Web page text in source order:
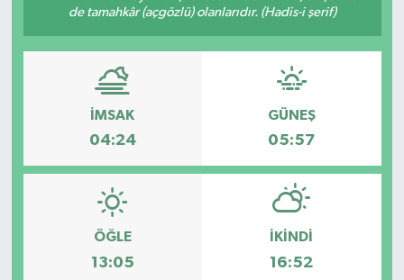
de tamahkâr (açgözlü) olanlarıdır. (Hadis-i şerif)
İMSAK
04:24
GÜNEŞ
05:57
ÖĞLE
13:05
İKINDI
16:52
RESMİ REKLAM